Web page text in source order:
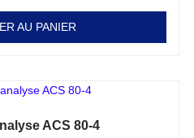
AU PANIER
ACS 80-4